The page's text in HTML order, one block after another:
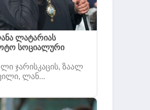
ლატარიას
სოციალური
ჯარისკაცის, ზაალ
ლან...